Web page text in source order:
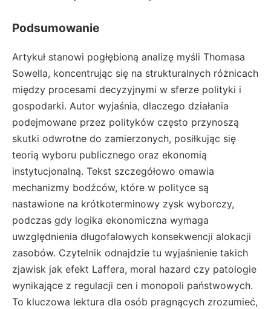
Podsumowanie
Artykuł stanowi pogłębioną analizę myśli Thomasa
Sowella, koncentrując się na strukturalnych różnicach
między procesami decyzyjnymi w sferze polityki i
gospodarki. Autor wyjaśnia, dlaczego działania
podejmowane przez polityków często przynoszą
skutki odwrotne do zamierzonych, posiłkując się
teorią wyboru publicznego oraz ekonomią
instytucjonalną. Tekst szczegółowo omawia
mechanizmy bodźców, które w polityce są
nastawione na krótkoterminowy zysk wyborczy,
podczas gdy logika ekonomiczna wymaga
uwzględnienia długofalowych konsekwencji alokacji
zasobów. Czytelnik odnajdzie tu wyjaśnienie takich
zjawisk jak efekt Laffera, moral hazard czy patologie
wynikające z regulacji cen i monopoli państwowych.
To kluczowa lektura dla osób pragnących zrozumieć,